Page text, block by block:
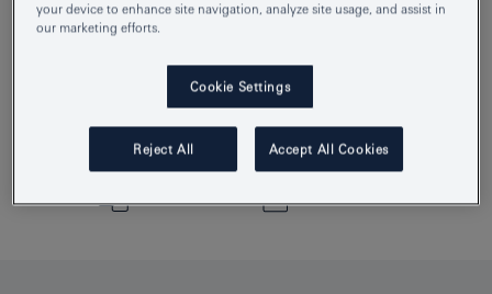
Colour
Download specification
your device to enhance site navigation, analyze site usage, and assist in
our marketing efforts.
Cookie Settings
Reject All Accept All Cookies